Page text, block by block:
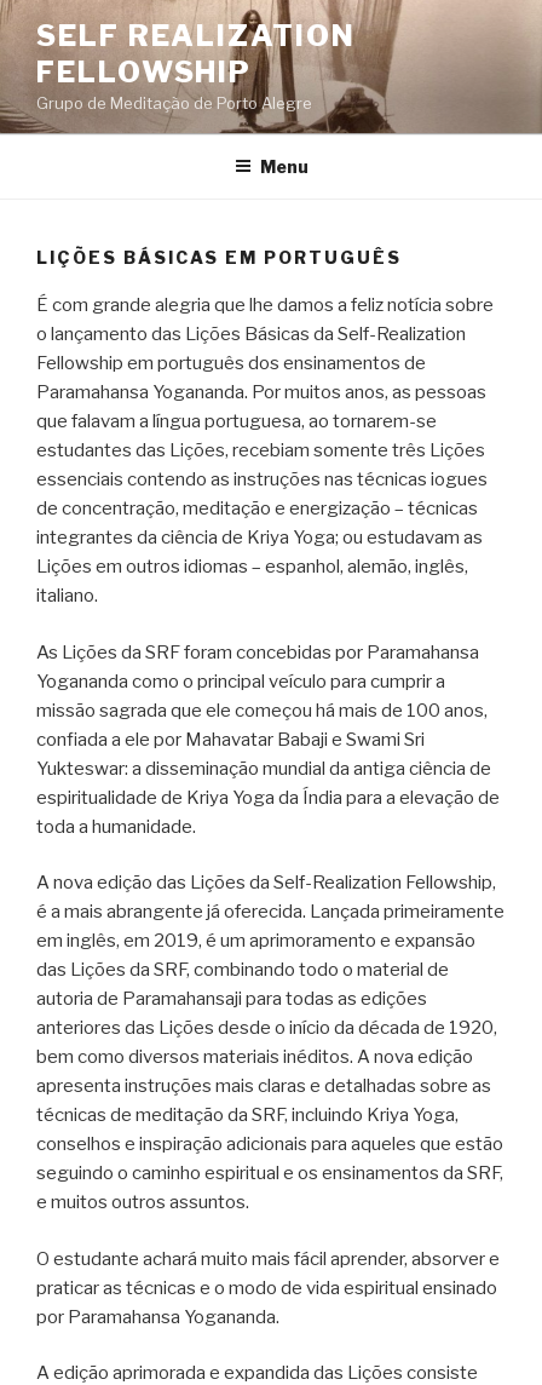
Pular
conteúdo
SELF REALIZATION
FELLOWSHIP
Grupo de Meditação de Porto Alegre
Menu
LIÇÕES BÁSICAS EM PORTUGUÊS
É com grande alegria que lhe damos a feliz notícia sobre
o lançamento das Lições Básicas da Self-Realization
Fellowship em português dos ensinamentos de
Paramahansa Yogananda. Por muitos anos, as pessoas
que falavam a língua portuguesa, ao tornarem-se
estudantes das Lições, recebiam somente três Lições
essenciais contendo as instruções nas técnicas iogues
de concentração, meditação e energização – técnicas
integrantes da ciência de Kriya Yoga; ou estudavam as
Lições em outros idiomas – espanhol, alemão, inglês,
italiano.
As Lições da SRF foram concebidas por Paramahansa
Yogananda como o principal veículo para cumprir a
missão sagrada que ele começou há mais de 100 anos,
confiada a ele por Mahavatar Babaji e Swami Sri
Yukteswar: a disseminação mundial da antiga ciência de
espiritualidade de Kriya Yoga da Índia para a elevação de
toda a humanidade.
A nova edição das Lições da Self-Realization Fellowship,
é a mais abrangente já oferecida. Lançada primeiramente
em inglês, em 2019, é um aprimoramento e expansão
das Lições da SRF, combinando todo o material de
autoria de Paramahansaji para todas as edições
anteriores das Lições desde o início da década de 1920,
bem como diversos materiais inéditos. A nova edição
apresenta instruções mais claras e detalhadas sobre as
técnicas de meditação da SRF, incluindo Kriya Yoga,
conselhos e inspiração adicionais para aqueles que estão
seguindo o caminho espiritual e os ensinamentos da SRF,
e muitos outros assuntos.
O estudante achará muito mais fácil aprender, absorver e
praticar as técnicas e o modo de vida espiritual ensinado
por Paramahansa Yogananda.
A edição aprimorada e expandida das Lições consiste